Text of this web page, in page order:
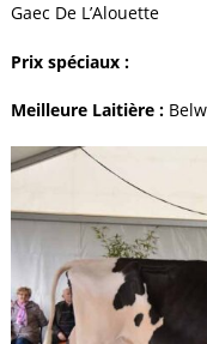
Gaec De L’Alouette
Prix spéciaux :
Meilleure Laitière :